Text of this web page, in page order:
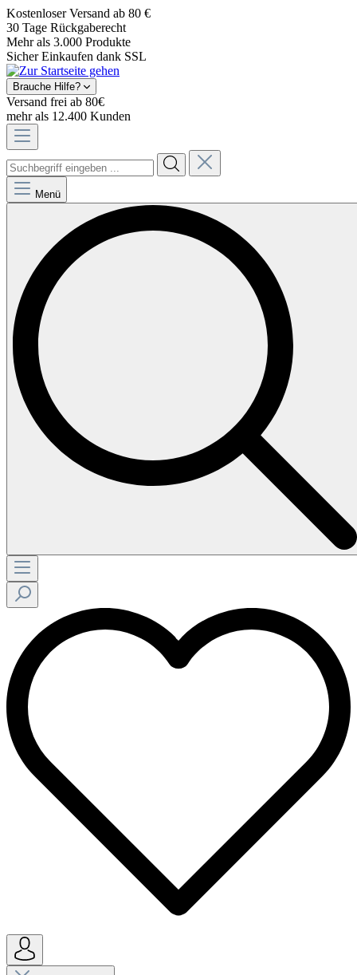
Kostenloser Versand ab 80 €
30 Tage Rückgaberecht
Mehr als 3.000 Produkte
Sicher Einkaufen dank SSL
Brauche Hilfe?
Versand frei ab 80€
mehr als 12.400 Kunden
Menü